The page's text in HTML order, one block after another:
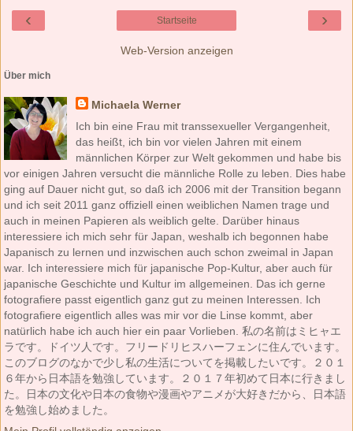
‹ ›
Startseite
Web-Version anzeigen
Über mich
Michaela Werner
Ich bin eine Frau mit transsexueller Vergangenheit,
das heißt, ich bin vor vielen Jahren mit einem
männlichen Körper zur Welt gekommen und habe bis
vor einigen Jahren versucht die männliche Rolle zu leben. Dies habe
ging auf Dauer nicht gut, so daß ich 2006 mit der Transition begann
und ich seit 2011 ganz offiziell einen weiblichen Namen trage und
auch in meinen Papieren als weiblich gelte. Darüber hinaus
interessiere ich mich sehr für Japan, weshalb ich begonnen habe
Japanisch zu lernen und inzwischen auch schon zweimal in Japan
war. Ich interessiere mich für japanische Pop-Kultur, aber auch für
japanische Geschichte und Kultur im allgemeinen. Das ich gerne
fotografiere passt eigentlich ganz gut zu meinen Interessen. Ich
fotografiere eigentlich alles was mir vor die Linse kommt, aber
natürlich habe ich auch hier ein paar Vorlieben. 私の名前はミヒャエ
ラです。ドイツ人です。フリードリヒスハーフェンに住んでいます。
このブログのなかで少し私の生活についてを掲載したいです。２０１
６年から日本語を勉強しています。２０１７年初めて日本に行きまし
た。日本の文化や日本の食物や漫画やアニメが大好きだから、日本語
を勉強し始めました。